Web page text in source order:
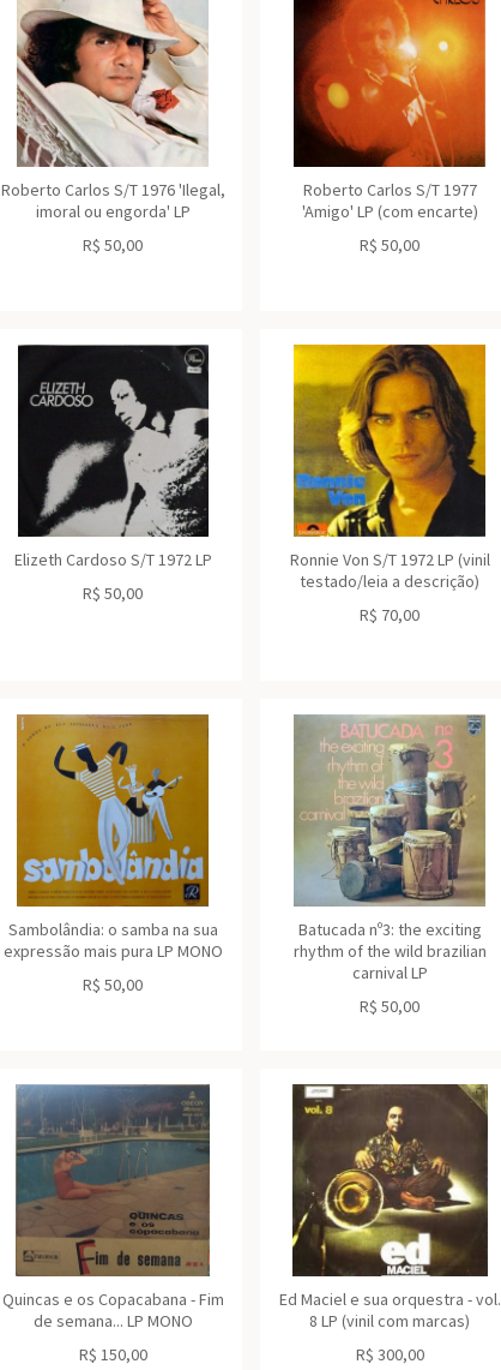
Roberto Carlos S/T 1976 'Ilegal,
imoral ou engorda' LP
R$ 50,00
Roberto Carlos S/T 1977
'Amigo' LP (com encarte)
R$ 50,00
Elizeth Cardoso S/T 1972 LP
R$ 50,00
Ronnie Von S/T 1972 LP (vinil
testado/leia a descrição)
R$ 70,00
Sambolândia: o samba na sua
expressão mais pura LP MONO
R$ 50,00
Batucada nº3: the exciting
rhythm of the wild brazilian
carnival LP
R$ 50,00
Quincas e os Copacabana - Fim
de semana... LP MONO
R$ 150,00
Ed Maciel e sua orquestra - vol.
8 LP (vinil com marcas)
R$ 300,00